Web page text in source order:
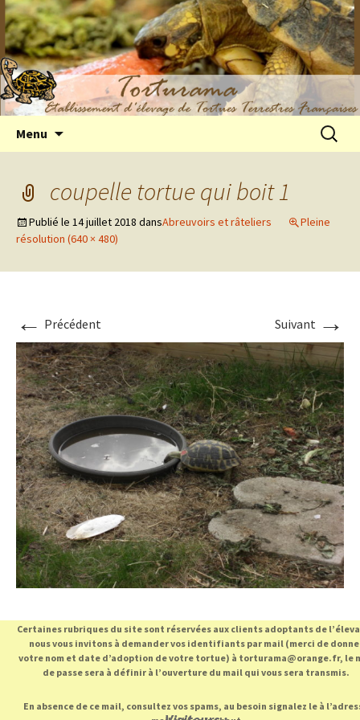
Elevage de tortues terrestres françaises
Hermann
Menu
coupelle tortue qui boit 1
Publié le 14 juillet 2018 dansAbreuvoirs et râteliers
Pleine
résolution (640 × 480)
← Précédent Suivant →
Certaines rubriques du site sont réservées aux clients adoptants de
nous vous invitons à demander vos identifiants par mail (merci de
votre nom et date d’adoption de votre tortue) à torturama@orange.fr, le
de passe sera à définir à l’ouverture du mail qui vous sera transmis.
En absence de ce mail, consultez vos spams, au besoin signalez le à